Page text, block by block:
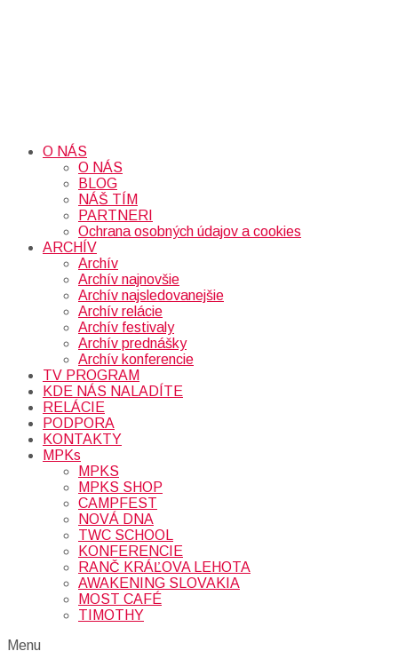
O NÁS
O NÁS
BLOG
NÁŠ TÍM
PARTNERI
Ochrana osobných údajov a cookies
ARCHÍV
Archív
Archív najnovšie
Archív najsledovanejšie
Archív relácie
Archív festivaly
Archív prednášky
Archív konferencie
TV PROGRAM
KDE NÁS NALADÍTE
RELÁCIE
PODPORA
KONTAKTY
MPKs
MPKS
MPKS SHOP
CAMPFEST
NOVÁ DNA
TWC SCHOOL
KONFERENCIE
RANČ KRÁĽOVA LEHOTA
AWAKENING SLOVAKIA
MOST CAFÉ
TIMOTHY
Menu